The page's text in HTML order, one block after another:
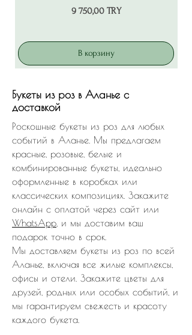
Цена
9 750,00 TRY
В корзину
Букеты из роз в Аланье с
доставкой
Роскошные букеты из роз для любых
событий в Аланье. Мы предлагаем
красные, розовые, белые и
комбинированные букеты, идеально
оформленные в коробках или
классических композициях. Закажите
онлайн с оплатой через сайт или
WhatsApp , и мы доставим ваш
подарок точно в срок.
Мы доставляем букеты из роз по всей
Аланье, включая все жилые комплексы,
офисы и отели. Закажите цветы для
друзей, родных или особых событий, и
мы гарантируем свежесть и красоту
каждого букета.